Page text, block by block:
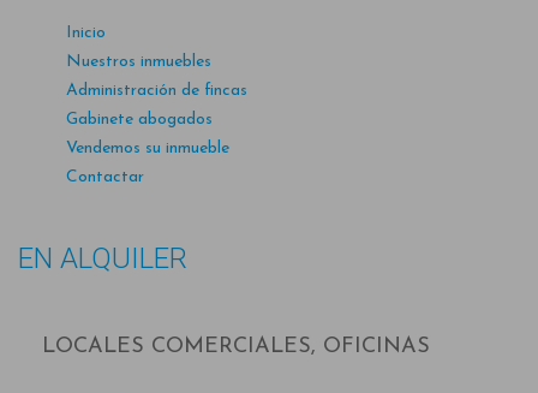
Inicio
Nuestros inmuebles
Administración de fincas
Gabinete abogados
Vendemos su inmueble
Contactar
EN ALQUILER
LOCALES COMERCIALES, OFICINAS